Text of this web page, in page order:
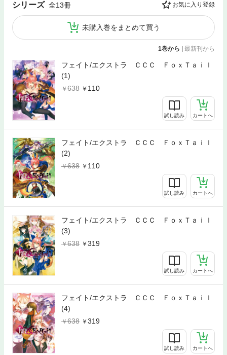
シリーズ 全13冊 お気に入り登録
未購入巻をまとめて買う
1巻から 最新刊から
フェイト/エクストラ ＣＣＣ ＦｏｘＴａｉｌ
(1)
638
110
試し読み カートへ
フェイト/エクストラ ＣＣＣ ＦｏｘＴａｉｌ
(2)
638
110
試し読み カートへ
フェイト/エクストラ ＣＣＣ ＦｏｘＴａｉｌ
(3)
638
319
試し読み カートへ
フェイト/エクストラ ＣＣＣ ＦｏｘＴａｉｌ
(4)
638
319
試し読み カートへ